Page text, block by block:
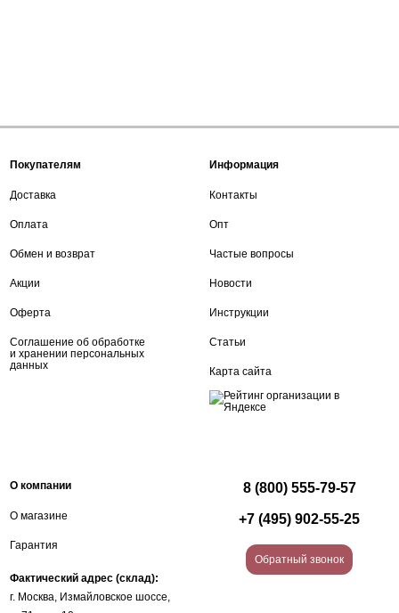
Покупателям
Доставка
Оплата
Обмен и возврат
Акции
Оферта
Соглашение об обработке
и хранении персональных
данных
Информация
Контакты
Опт
Частые вопросы
Новости
Инструкции
Статьи
Карта сайта
О компании
О магазине
Гарантия
Фактический адрес (склад):
г. Москва, Измайловское шоссе,
8 (800) 555-79-57
+7 (495) 902-55-25
Обратный звонок